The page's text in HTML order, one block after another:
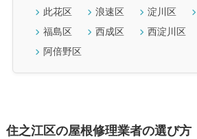
此花区
浪速区 淀川区
福島区
西成区 西淀川区
阿倍野区
住之江区の屋根修理業者の選び方